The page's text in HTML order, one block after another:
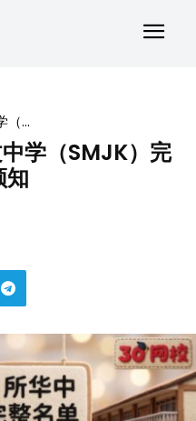
（...
学（SMJK）完
知